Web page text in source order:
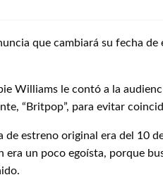
que cambiará su fecha
Williams le contó a la
“Britpop”, para evitar
de estreno original era del 10
era un poco egoísta, porque